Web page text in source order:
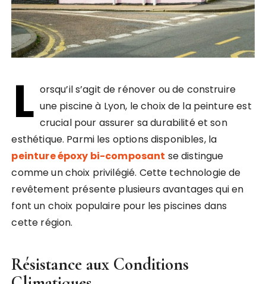
L orsqu’il s’agit de rénover ou de construire
une piscine à Lyon, le choix de la peinture est
crucial pour assurer sa durabilité et son
esthétique. Parmi les options disponibles, la
peinture époxy bi-composant se distingue
comme un choix privilégié. Cette technologie de
revêtement présente plusieurs avantages qui en
font un choix populaire pour les piscines dans
cette région.
Résistance aux Conditions